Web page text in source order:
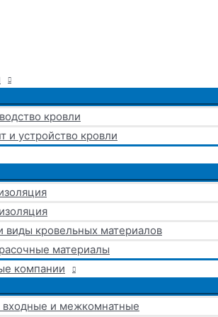
кровли
и устройство кровли
виды кровельных материалов
материалы
компании
входные и межкомнатные